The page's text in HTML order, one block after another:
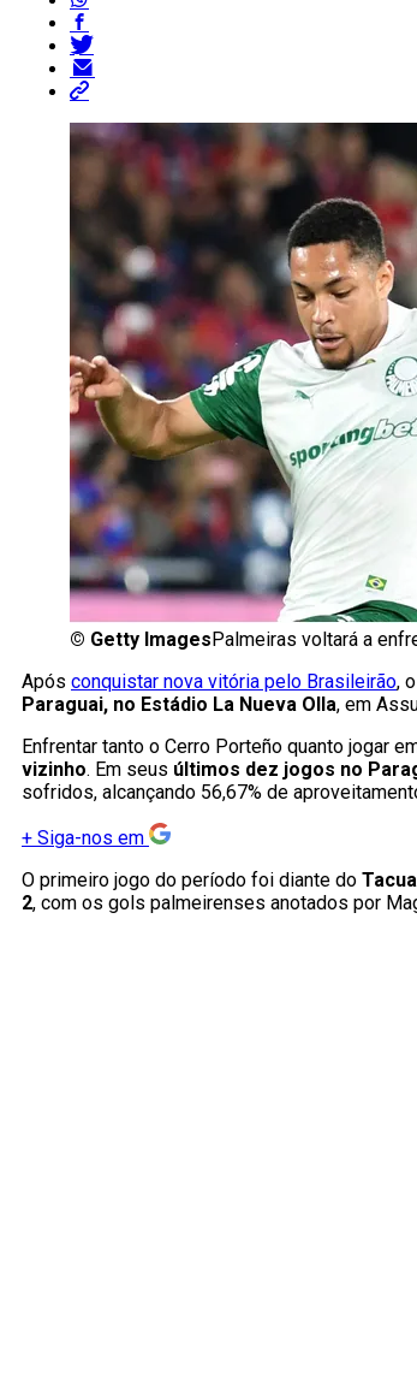
© Getty Images Palmeiras voltará a
Após conquistar nova vitória pelo Brasileirão, o
Paraguai, no Estádio La Nueva Olla, em
Enfrentar tanto o Cerro Porteño quanto jogar
vizinho. Em seus últimos dez jogos no
sofridos, alcançando 56,67% de
+ Siga-nos em
O primeiro jogo do período foi diante do
2, com os gols palmeirenses anotados por